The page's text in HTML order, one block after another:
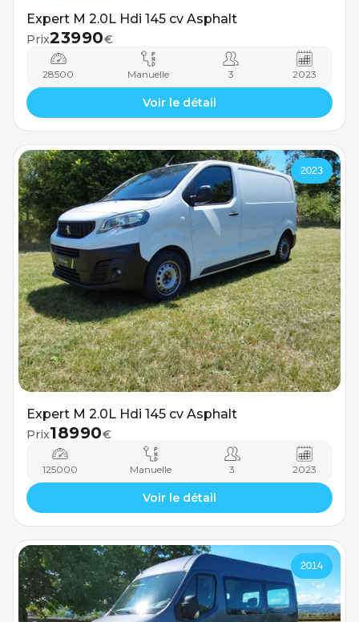
Expert M 2.0L Hdi 145 cv Asphalt
Prix23990€
28500 Manuelle 3 2023
Voir le détail
2023
Expert M 2.0L Hdi 145 cv Asphalt
Prix18990€
125000 Manuelle 3 2023
Voir le détail
2014